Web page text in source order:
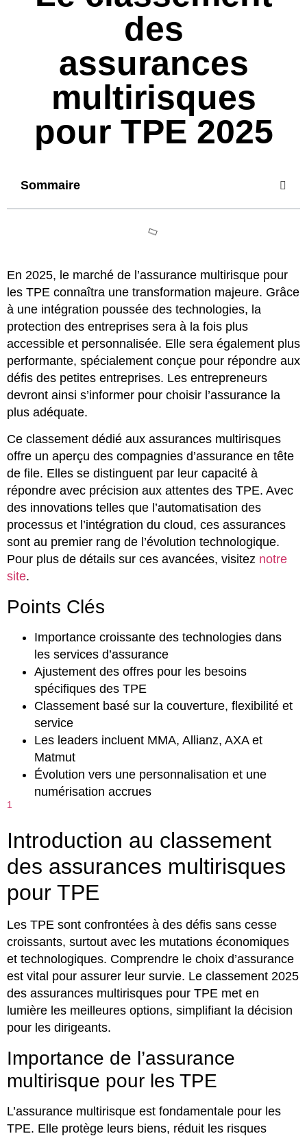
des
assurances
multirisques
pour TPE 2025
Sommaire
En 2025, le marché de l’assurance multirisque pour
les TPE connaîtra une transformation majeure. Grâce
à une intégration poussée des technologies, la
protection des entreprises sera à la fois plus
accessible et personnalisée. Elle sera également plus
performante, spécialement conçue pour répondre aux
défis des petites entreprises. Les entrepreneurs
devront ainsi s’informer pour choisir l’assurance la
plus adéquate.
Ce classement dédié aux assurances multirisques
offre un aperçu des compagnies d’assurance en tête
de file. Elles se distinguent par leur capacité à
répondre avec précision aux attentes des TPE. Avec
des innovations telles que l’automatisation des
processus et l’intégration du cloud, ces assurances
sont au premier rang de l’évolution technologique.
Pour plus de détails sur ces avancées, visitez notre
site.
Points Clés
Importance croissante des technologies dans
les services d’assurance
Ajustement des offres pour les besoins
spécifiques des TPE
Classement basé sur la couverture, flexibilité et
service
Les leaders incluent MMA, Allianz, AXA et
Matmut
Évolution vers une personnalisation et une
numérisation accrues
1
Introduction au classement
des assurances multirisques
pour TPE
Les TPE sont confrontées à des défis sans cesse
croissants, surtout avec les mutations économiques
et technologiques. Comprendre le choix d’assurance
est vital pour assurer leur survie. Le classement 2025
des assurances multirisques pour TPE met en
lumière les meilleures options, simplifiant la décision
pour les dirigeants.
Importance de l’assurance
multirisque pour les TPE
L’assurance multirisque est fondamentale pour les
TPE. Elle protège leurs biens, réduit les risques